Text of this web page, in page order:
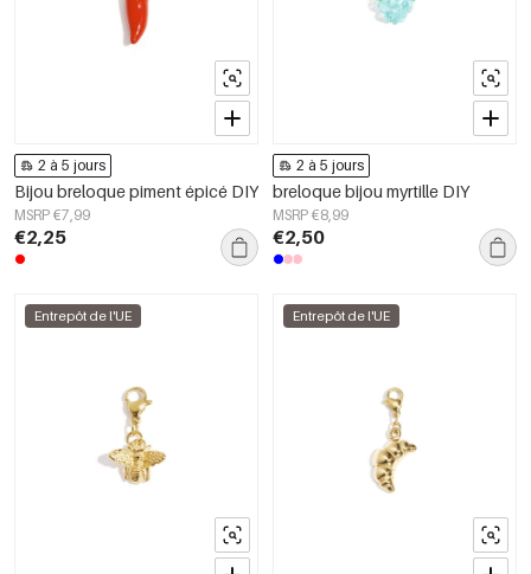
2 à 5 jours
Bijou breloque piment épicé DIY
MSRP €7,99
€2,25
2 à 5 jours
breloque bijou myrtille DIY
MSRP €8,99
€2,50
Entrepôt de l'UE Entrepôt de l'UE